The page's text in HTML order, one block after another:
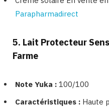
Parapharmadirect
5. Lait Protecteur
Farme
Note Yuka : 100/100
Caractéristiques : Haute